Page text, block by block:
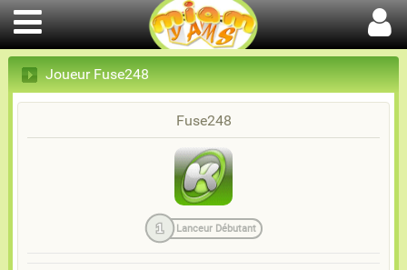
Joueur Fuse248
Fuse248
1 Lanceur Débutant